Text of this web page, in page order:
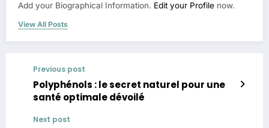
Add your Biographical Information. Edit your Profile now.
View All Posts
Previous post
Polyphénols : le secret naturel pour une
santé optimale dévoilé
Next post